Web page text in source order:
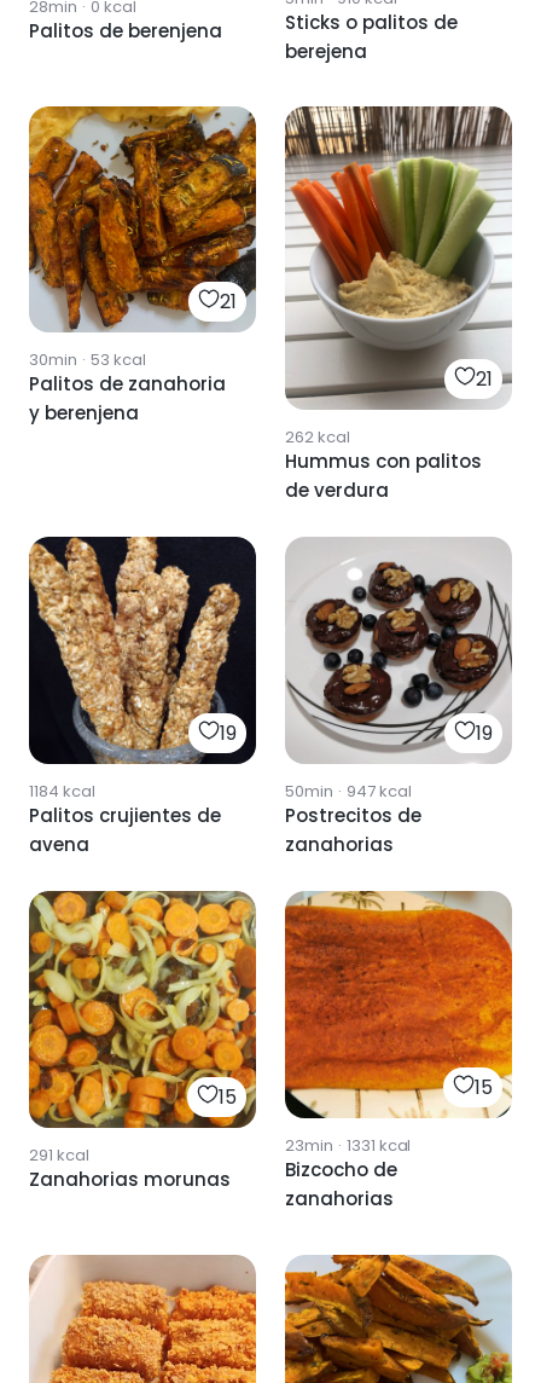
28min · 0 kcal
Palitos de berenjena
Sticks o palitos de
berejena
21
30min · 53 kcal
Palitos de zanahoria
y berenjena
21
262kcal
Hummus con palitos
de verdura
19
1184 kcal
Palitos crujientes de
avena
19
50min · 947kcal
Postrecitos de
zanahorias
15
291 kcal
Zanahorias morunas
15
23min · 1331 kcal
Bizcocho de
zanahorias